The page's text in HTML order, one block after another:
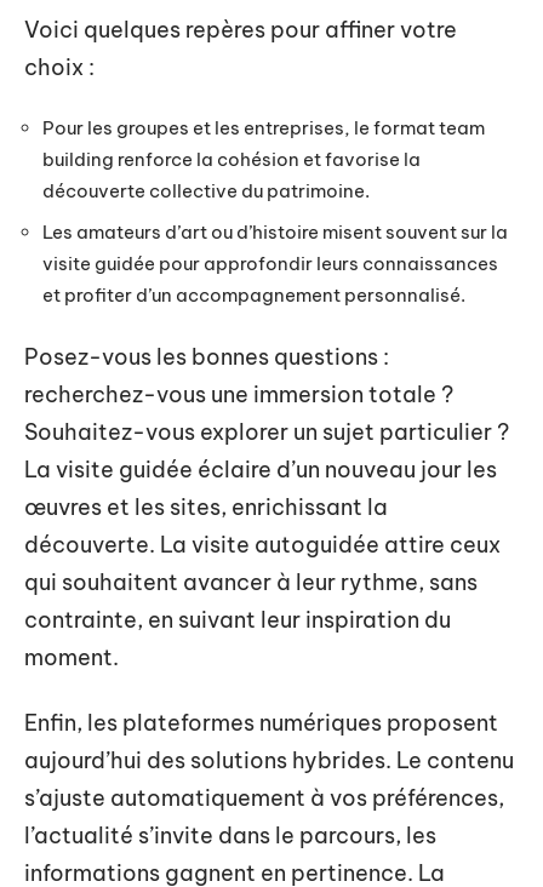
Voici quelques repères pour affiner votre
choix :
Pour les groupes et les entreprises, le format team
building renforce la cohésion et favorise la
découverte collective du patrimoine.
Les amateurs d’art ou d’histoire misent souvent sur la
visite guidée pour approfondir leurs connaissances
et profiter d’un accompagnement personnalisé.
Posez-vous les bonnes questions :
recherchez-vous une immersion totale ?
Souhaitez-vous explorer un sujet particulier ?
La visite guidée éclaire d’un nouveau jour les
œuvres et les sites, enrichissant la
découverte. La visite autoguidée attire ceux
qui souhaitent avancer à leur rythme, sans
contrainte, en suivant leur inspiration du
moment.
Enfin, les plateformes numériques proposent
aujourd’hui des solutions hybrides. Le contenu
s’ajuste automatiquement à vos préférences,
l’actualité s’invite dans le parcours, les
informations gagnent en pertinence. La